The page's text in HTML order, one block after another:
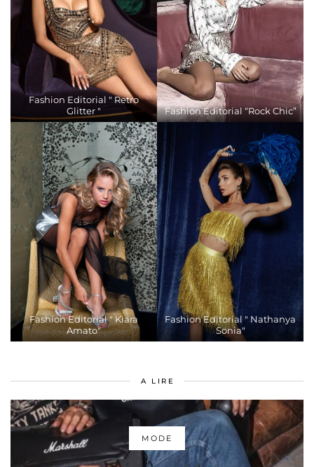
Fashion Editorial " Retro
Glitter "
Fashion Editorial “Rock Chic”
Fashion Editorial " Kiara
Amato"
Fashion Editorial " Nathanya
Sonia"
A LIRE
MODE